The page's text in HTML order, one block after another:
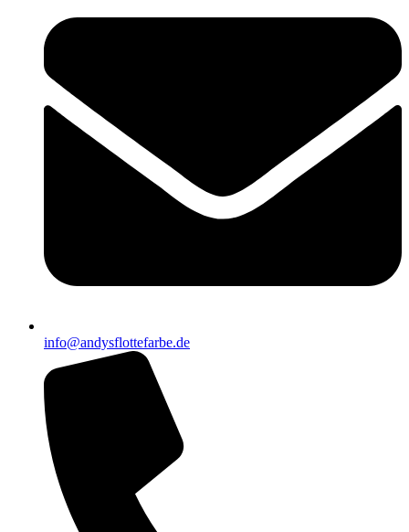
info@andysflottefarbe.de